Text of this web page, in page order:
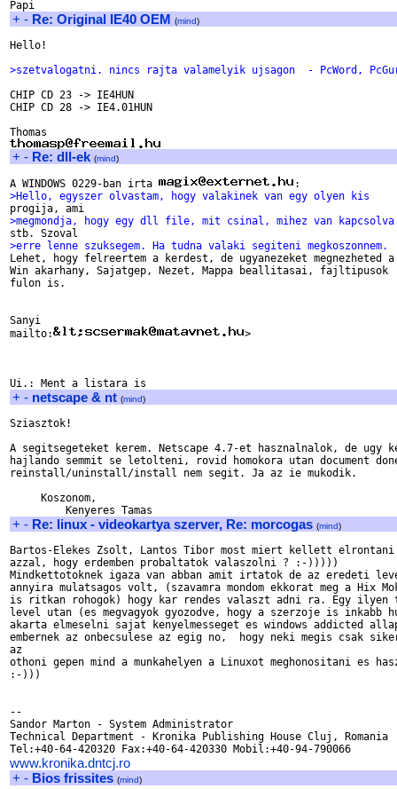
+ - Re: Original IE40 OEM (mind)
Hello!
>szetvalogatni. nincs rajta valamelyik ujsagon  - PcWord,
CHIP CD 23 -> IE4HUN
CHIP CD 28 -> IE4.01HUN
+ - Re: dll-ek (mind)
A WINDOWS 0229-ban irta
>Hello, egyszer olvastam, hogy valakinek van egy olyen kis
>megmondja, hogy egy dll file, mit csinal, mihez van
>erre lenne szuksegem. Ha tudna valaki segiteni megkoszonnem.
Lehet, hogy felreertem a kerdest, de ugyanezeket megnezheted a
Win akarhany, Sajatgep, Nezet, Mappa beallitasai, fajltipusok
fulon is.
Sanyi
mailto:
>
+ - netscape & nt (mind)
Sziasztok!
A segitsegeteket kerem. Netscape 4.7-et hasznalnalok, de ugy
hajlando semmit se letolteni, rovid homokora utan document
reinstall/uninstall/install nem segit. Ja az ie mukodik.
     Koszonom,
+ - Re: linux - videokartya szerver, Re: morcogas (mind)
Bartos-Elekes Zsolt, Lantos Tibor most miert kellett elrontani
azzal, hogy erdemben probaltatok valaszolni ? :-)))))
Mindkettotoknek igaza van abban amit irtatok de az eredeti
annyira mulatsagos volt, (szavamra mondom ekkorat meg a Hix
is ritkan rohogok) hogy kar rendes valaszt adni ra. Egy ilyen
level utan (es megvagyok gyozodve, hogy a szerzoje is inkabb
akarta elmeselni sajat kenyelmesseget es windows addicted
embernek az onbecsulese az egig no,  hogy neki megis csak
az
othoni gepen mind a munkahelyen a Linuxot meghonositani es
:-)))
--
Sandor Marton - System Administrator
Technical Department - Kronika Publishing House Cluj, Romania
www.kronika.dntcj.ro
+ - Bios frissites (mind)